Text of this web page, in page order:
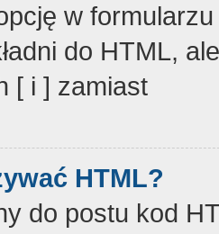
w
do HTML,
[ i ] zamiast
HTML?
do postu kod